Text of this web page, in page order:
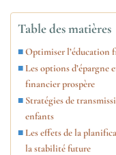
Table des matières
Optimiser l’éducation
Les options d’épargne
financier prospère
Stratégies de
enfants
Les effets de la
la stabilité future